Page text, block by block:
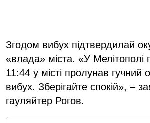
Згодом вибух підтвердилай
«влада» міста. «У Мелітополі
11:44 у місті пролунав гучний
вибух. Зберігайте спокій», –
гауляйтер Рогов.